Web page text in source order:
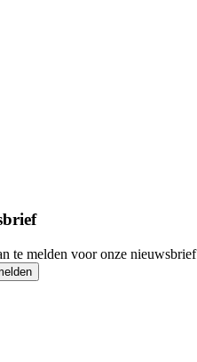
te melden voor onze nieuwsbrief